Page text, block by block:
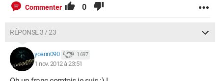
Commenter 0
RÉPONSE 3 / 23
yoann090 1 697
1 nov. 2012 à 23:51